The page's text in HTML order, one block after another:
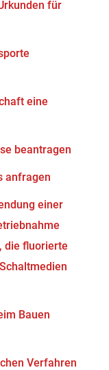
für
eine
beantragen
anfragen
einer
die fluorierte
Bauen
Verfahren